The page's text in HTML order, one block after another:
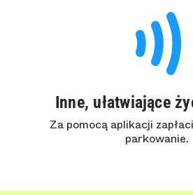
Inne, ułatwiające
Za pomocą aplikacji
parkowanie.